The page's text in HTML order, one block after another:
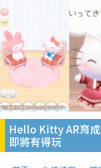
Hello Kitty AR育
即將有得玩